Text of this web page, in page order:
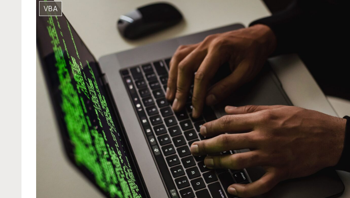
VBA